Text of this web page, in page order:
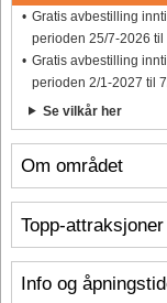
Om området
Info og
Gratis avbestilling
perioden 25/7-2026 til
Gratis avbestilling
perioden 2/1-2027 til
Se vilkår her
Topp-